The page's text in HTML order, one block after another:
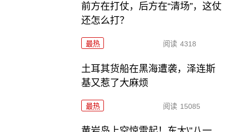
前方在打仗，后方在“清场”，这仗
还怎么打？
最热 阅读 4318
土耳其货船在黑海遭袭，泽连斯
基又惹了大麻烦
最热 阅读 15085